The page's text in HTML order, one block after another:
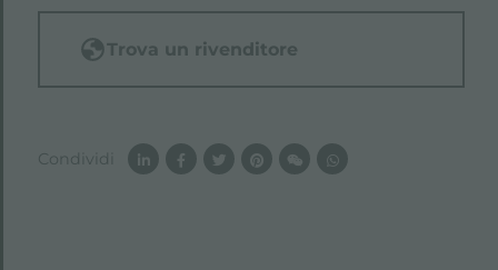
Trova un rivenditore
Condividi